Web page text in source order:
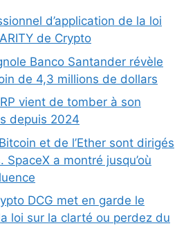
d’application de la loi
de Crypto
Banco Santander révèle
de 4,3 millions de dollars
vient de tomber à son
depuis 2024
et de l’Ether sont dirigés
SpaceX a montré jusqu’où
DCG met en garde le
loi sur la clarté ou perdez du